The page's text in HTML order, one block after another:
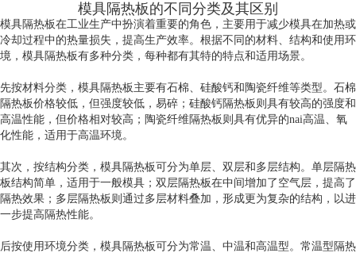
模具隔热板的不同分类及其区别
模具隔热板在工业生产中扮演着重要的角色，主要用于减少模具在加热或
冷却过程中的热量损失，提高生产效率。根据不同的材料、结构和使用环
境，模具隔热板有多种分类，每种都有其特的特点和适用场景。
先按材料分类，模具隔热板主要有石棉、硅酸钙和陶瓷纤维等类型。石棉
隔热板价格较低，但强度较低，易碎；硅酸钙隔热板则具有较高的强度和
高温性能，但价格相对较高；陶瓷纤维隔热板则具有优异的nai高温、氧
化性能，适用于高温环境。
其次，按结构分类，模具隔热板可分为单层、双层和多层结构。单层隔热
板结构简单，适用于一般模具；双层隔热板在中间增加了空气层，提高了
隔热效果；多层隔热板则通过多层材料叠加，形成更为复杂的结构，以进
一步提高隔热性能。
后按使用环境分类，模具隔热板可分为常温、中温和高温型。常温型隔热